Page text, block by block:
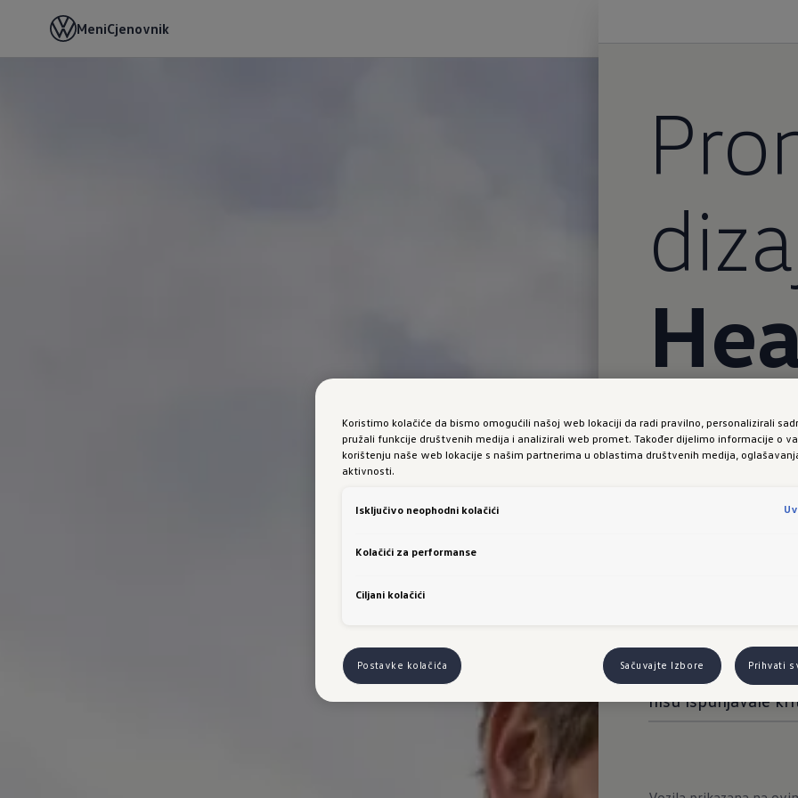
MeniCjenovnik
Sa ID. Software-
dodatno
nivo napunjenosti
zaustavljanja za
Takođe je
punjenja od 80%
stanice za
nisu ispunjavale
Koristimo kolačiće da bismo omogućili našoj web lokaciji da radi pravilno, personalizirali
pružali funkcije društvenih medija i analizirali web promet. Također dijelimo informacije o
korištenju naše web lokacije s našim partnerima u oblastima društvenih medija,
aktivnosti.
Isključivo neophodni kolačići
Kolačići za performanse
Ciljani kolačići
Postavke kolačića Sačuvajte Izbore Prihvati